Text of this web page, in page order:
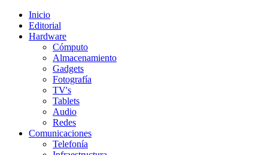
Inicio
Editorial
Hardware
Cómputo
Almacenamiento
Gadgets
Fotografía
TV's
Tablets
Audio
Redes
Comunicaciones
Telefonía